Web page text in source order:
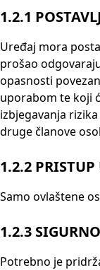
1.2.1
Uređaj mora
prošao
opasnosti
uporabom te koji
izbjegavanja
druge članove
1.2.2
Samo ovlaštene
1.2.3
Potrebno je